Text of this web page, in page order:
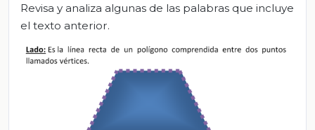
Revisa y analiza algunas de las palabras que incluye
el texto anterior.